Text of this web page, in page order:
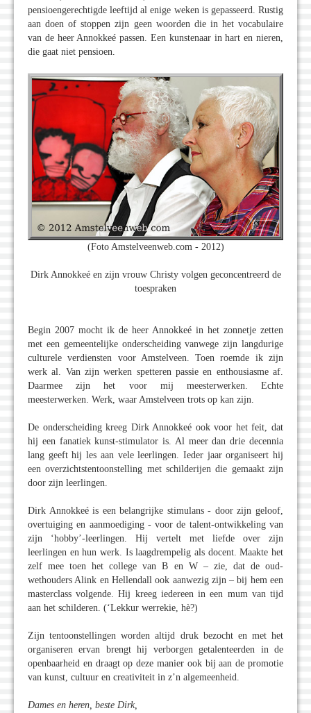
pensioengerechtigde leeftijd al enige weken is gepasseerd. Rustig
aan doen of stoppen zijn geen woorden die in het vocabulaire
van de heer Annokkeé passen. Een kunstenaar in hart en nieren,
die gaat niet pensioen.
(Foto Amstelveenweb.com - 2012)
Dirk Annokkeé en zijn vrouw Christy volgen geconcentreerd de
toespraken
Begin 2007 mocht ik de heer Annokkeé in het zonnetje zetten
met een gemeentelijke onderscheiding vanwege zijn langdurige
culturele verdiensten voor Amstelveen. Toen roemde ik zijn
werk al. Van zijn werken spetteren passie en enthousiasme af.
Daarmee zijn het voor mij meesterwerken. Echte
meesterwerken. Werk, waar Amstelveen trots op kan zijn.
De onderscheiding kreeg Dirk Annokkeé ook voor het feit, dat
hij een fanatiek kunst-stimulator is. Al meer dan drie decennia
lang geeft hij les aan vele leerlingen. Ieder jaar organiseert hij
een overzichtstentoonstelling met schilderijen die gemaakt zijn
door zijn leerlingen.
Dirk Annokkeé is een belangrijke stimulans - door zijn geloof,
overtuiging en aanmoediging - voor de talent-ontwikkeling van
zijn ‘hobby’-leerlingen. Hij vertelt met liefde over zijn
leerlingen en hun werk. Is laagdrempelig als docent. Maakte het
zelf mee toen het college van B en W – zie, dat de oud-
wethouders Alink en Hellendall ook aanwezig zijn – bij hem een
masterclass volgende. Hij kreeg iedereen in een mum van tijd
aan het schilderen. (‘Lekkur werrekie, hè?)
Zijn tentoonstellingen worden altijd druk bezocht en met het
organiseren ervan brengt hij verborgen getalenteerden in de
openbaarheid en draagt op deze manier ook bij aan de promotie
van kunst, cultuur en creativiteit in z’n algemeenheid.
Dames en heren, beste Dirk,